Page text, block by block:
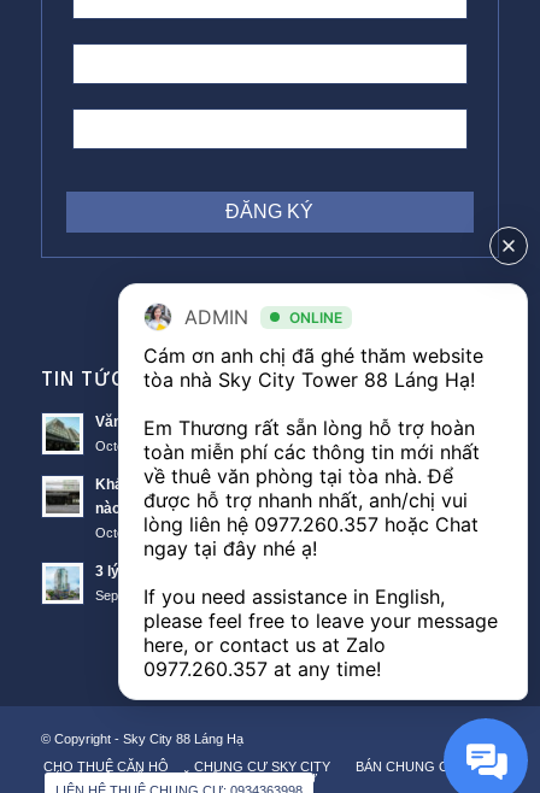
TIN TỨC VĂN PHÒNG
Văn phòng Sky City văn phòng cho thuê nổi bật tại Đống Đa
October 11, 2018 - 10:00 am
Khách hàng thuê văn phòng The Lancaster theo diện tích
nào?
October 11, 2018 - 3:51 am
3 lý do nên thuê văn phòng Sunwah Tower
September 21, 2018 - 3:48 am
© Copyright - Sky City 88 Láng Hạ
CHO THUÊ CĂN HỘ
CHUNG CƯ SKY CITY
BÁN CHUNG CƯ
KÝ GỬI CĂN HỘ
MẶT BẰNG CHUNG CƯ
ADMIN ONLINE
Cám ơn anh chị đã ghé thăm website
tòa nhà Sky City Tower 88 Láng Hạ!
Em Thương rất sẵn lòng hỗ trợ hoàn
toàn miễn phí các thông tin mới nhất
về thuê văn phòng tại tòa nhà. Để
được hỗ trợ nhanh nhất, anh/chị vui
lòng liên hệ 0977.260.357 hoặc Chat
ngay tại đây nhé ạ!
If you need assistance in English,
please feel free to leave your message
0977.260.357 at any time!